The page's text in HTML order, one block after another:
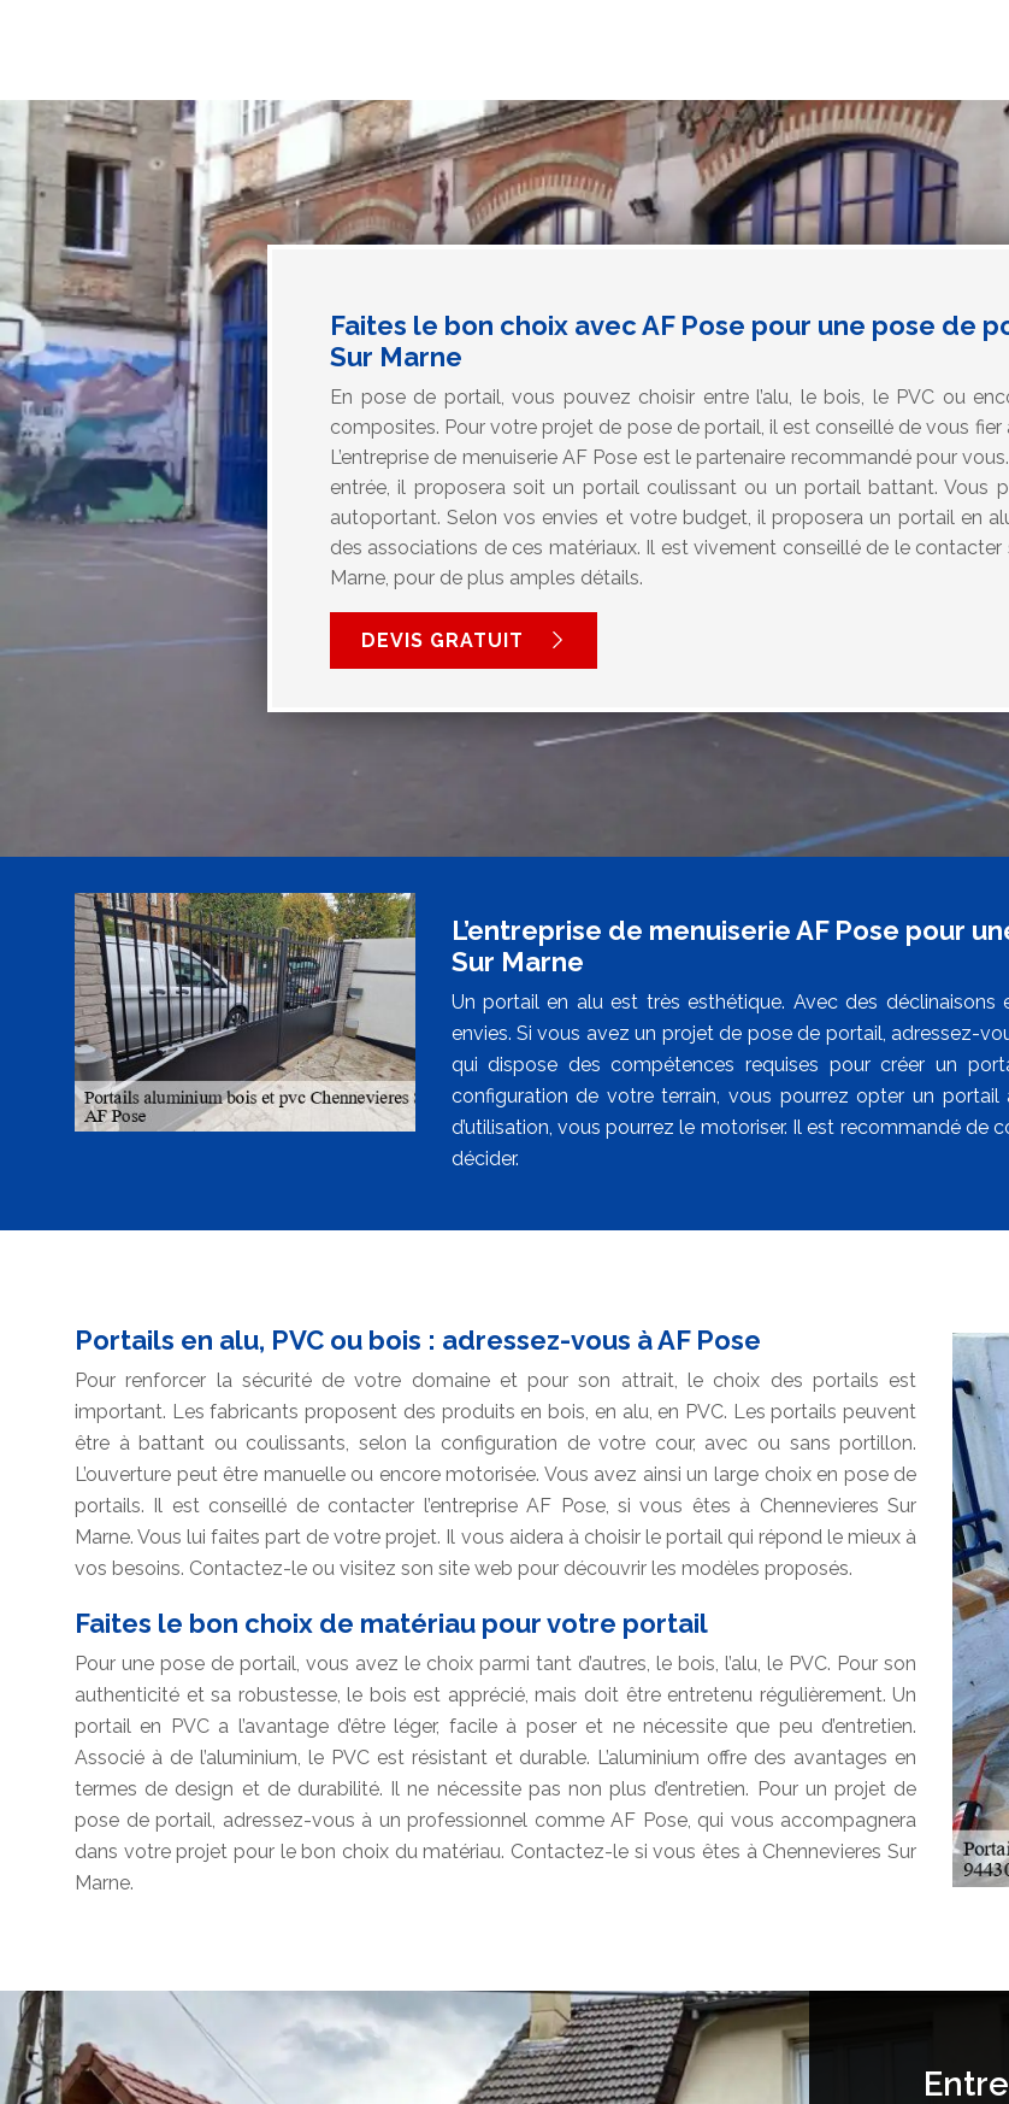
Faites le bon choix avec AF Pose pour une pose de
Sur Marne
En pose de portail, vous pouvez choisir entre l’alu, le bois, le PVC ou
composites. Pour votre projet de pose de portail, il est conseillé de vous fier
L’entreprise de menuiserie AF Pose est le partenaire recommandé pour
entrée, il proposera soit un portail coulissant ou un portail battant. Vous
autoportant. Selon vos envies et votre budget, il proposera un portail en
des associations de ces matériaux. Il est vivement conseillé de le contacter
Marne, pour de plus amples détails.
DEVIS GRATUIT
L’entreprise de menuiserie AF Pose pour
Sur Marne
Un portail en alu est très esthétique. Avec des
envies. Si vous avez un projet de pose de portail, adressez-
qui dispose des compétences requises pour créer un
configuration de votre terrain, vous pourrez opter un
d’utilisation, vous pourrez le motoriser. Il est recommandé de
décider.
Portails en alu, PVC ou bois : adressez-vous à AF Pose
Pour renforcer la sécurité de votre domaine et pour son attrait, le choix des portails est
important. Les fabricants proposent des produits en bois, en alu, en PVC. Les portails peuvent
être à battant ou coulissants, selon la configuration de votre cour, avec ou sans portillon.
L’ouverture peut être manuelle ou encore motorisée. Vous avez ainsi un large choix en pose de
portails. Il est conseillé de contacter l’entreprise AF Pose, si vous êtes à Chennevieres Sur
Marne. Vous lui faites part de votre projet. Il vous aidera à choisir le portail qui répond le mieux à
vos besoins. Contactez-le ou visitez son site web pour découvrir les modèles proposés.
Faites le bon choix de matériau pour votre portail
Pour une pose de portail, vous avez le choix parmi tant d’autres, le bois, l’alu, le PVC. Pour son
authenticité et sa robustesse, le bois est apprécié, mais doit être entretenu régulièrement. Un
portail en PVC a l’avantage d’être léger, facile à poser et ne nécessite que peu d’entretien.
Associé à de l’aluminium, le PVC est résistant et durable. L’aluminium offre des avantages en
termes de design et de durabilité. Il ne nécessite pas non plus d’entretien. Pour un projet de
pose de portail, adressez-vous à un professionnel comme AF Pose, qui vous accompagnera
dans votre projet pour le bon choix du matériau. Contactez-le si vous êtes à Chennevieres Sur
Marne.